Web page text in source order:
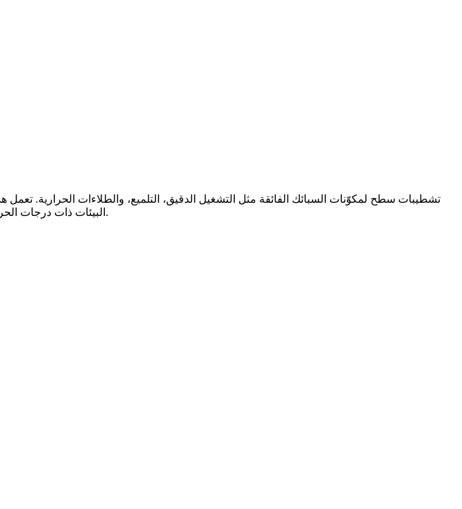
البيئات ذات درجات الحرارة العالية والإجهاد المرتفع، مع الامتثال للمعايير الصناعية الصارمة في قطاعات الطيران والطاقة وغيرها.